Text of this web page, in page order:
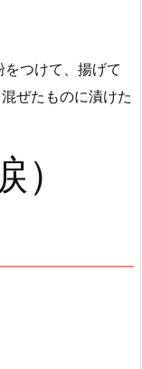
つけて、揚げて
ぜたものに漬けた